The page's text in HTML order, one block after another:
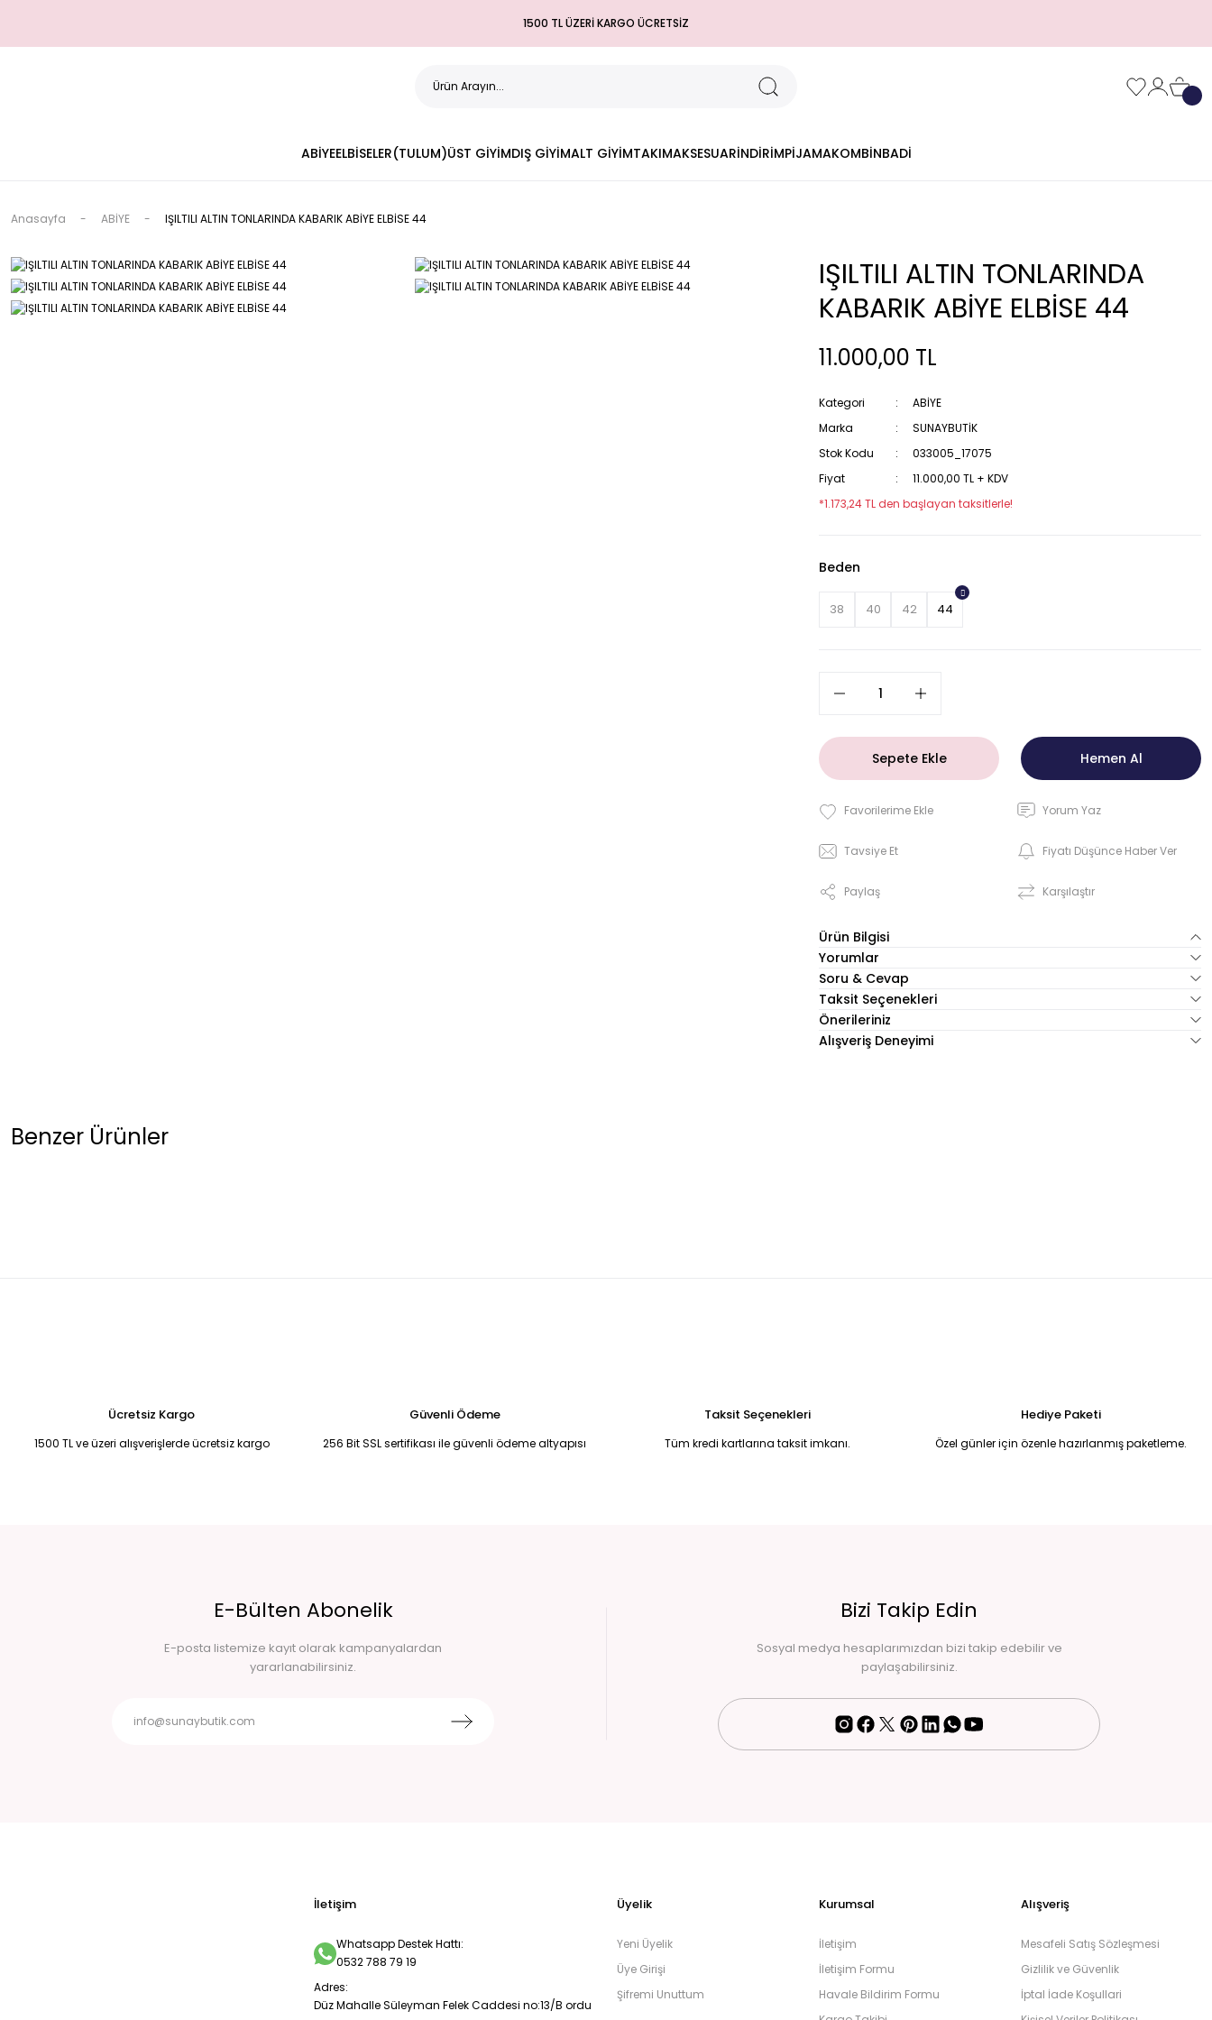
1500 TL ÜZERİ KARGO ÜCRETSİZ
ABİYEELBİSELER(TULUM)ÜST GİYİMDIŞ GİYİMALT GİYİMTAKIMAKSESUARİNDİRİMPİJAMAKOMBİNBADİ
Anasayfa ABİYE IŞILTILI ALTIN TONLARINDA KABARIK ABİYE ELBİSE 44
IŞILTILI ALTIN TONLARINDA
KABARIK ABİYE ELBİSE 44
11.000,00 TL
Kategori
ABİYE
Marka
SUNAYBUTİK
Stok Kodu
033005_17075
Fiyat
11.000,00 TL + KDV
*1.173,24 TL den başlayan taksitlerle!
Beden
38 40 42 44
Sepete Ekle Hemen Al
Yorum Yaz
Tavsiye Et Fiyatı Düşünce Haber Ver
Paylaş Karşılaştır
Ürün Bilgisi
Yorumlar
Soru & Cevap
Taksit Seçenekleri
Önerileriniz
Alışveriş Deneyimi
Benzer Ürünler
Ücretsiz Kargo
1500 TL ve üzeri alışverişlerde ücretsiz kargo
Güvenli Ödeme
256 Bit SSL sertifikası ile güvenli ödeme altyapısı
Taksit Seçenekleri
Tüm kredi kartlarına taksit imkanı.
Hediye Paketi
Özel günler için özenle hazırlanmış paketleme.
E-Bülten Abonelik
E-posta listemize kayıt olarak kampanyalardan
yararlanabilirsiniz.
Bizi Takip Edin
Sosyal medya hesaplarımızdan bizi takip edebilir ve
paylaşabilirsiniz.
İletişim
Whatsapp Destek Hattı:
0532 788 79 19
Adres:
Düz Mahalle Süleyman Felek Caddesi no:13/B ordu
Üyelik
Yeni Üyelik
Üye Girişi
Şifremi Unuttum
Kurumsal
İletişim
İletişim Formu
Havale Bildirim Formu
Alışveriş
Mesafeli Satış Sözleşmesi
Gizlilik ve Güvenlik
İptal İade Koşullari